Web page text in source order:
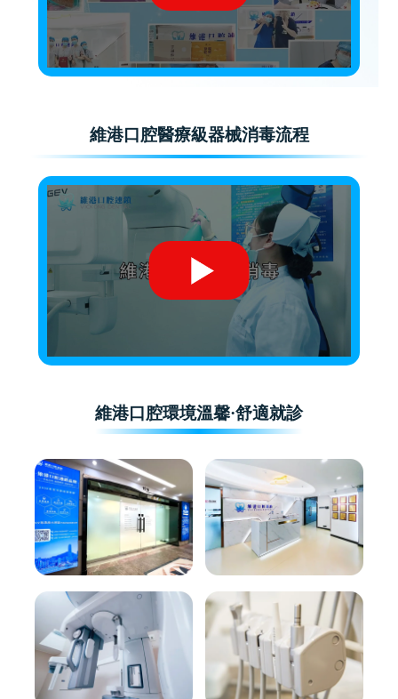
維港口腔醫療級器械消毒流程
維港口腔環境溫馨·舒適就診